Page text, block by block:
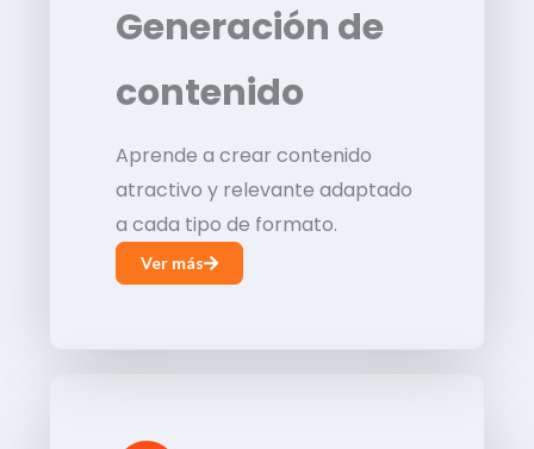
Generación de
contenido
Aprende a crear contenido
atractivo y relevante adaptado
a cada tipo de formato.
Ver más